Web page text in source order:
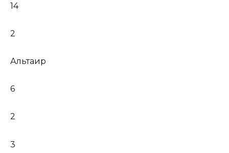
14
2
Альтаир
6
2
3